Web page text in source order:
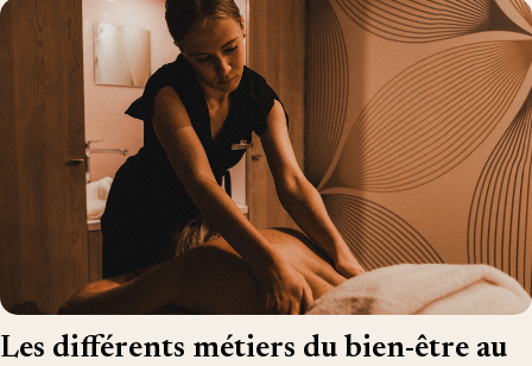
Les différents métiers du bien-être au